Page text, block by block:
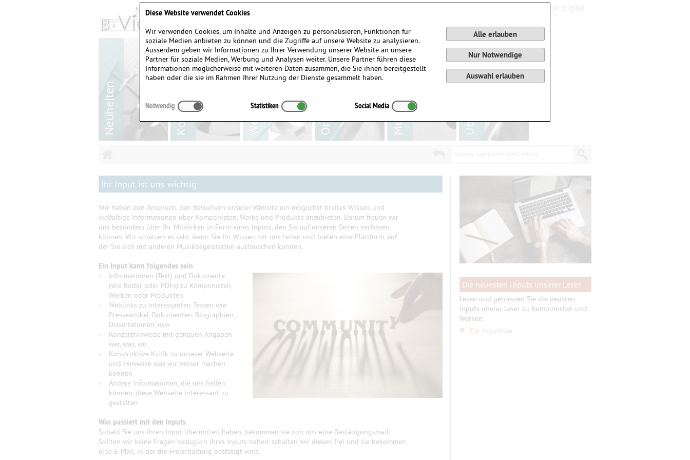
Ihr Input ist uns wichtig
Wir haben den Anspruch, den Besuchern unserer Website ein möglichst breites Wissen und
vielfältige Informationen über Komponisten, Werke und Produkte anzubieten. Darum freuen wir
uns besonders über Ihr Mitwirken in Form eines Inputs, den Sie auf unseren Seiten verfassen
können. Wir schätzen es sehr, wenn Sie Ihr Wissen mit uns teilen und bieten eine Plattform, auf
der Sie sich mit anderen Musikbegeisterten austauschen können.
Ein Input kann folgendes sein
»
Informationen (Text) und Dokumente
(wie Bilder oder PDFs) zu Komponisten,
Werken oder Produkten
»
Weblinks zu interessanten Texten wie
Presseartikel, Dokumenten, Biographien,
Dissertationen, usw
»
Konzerthinweise mit genauen Angaben
wer, was, wo
»
Konstruktive Kritik zu unserer Webseite
und Hinweise was wir besser machen
können
»
Andere Informationen, die uns helfen
können, diese Webseite interessant zu
gestalten
Was passiert mit den Inputs
Sobald Sie uns ihren Input übermittelt haben, bekommen sie von uns eine Bestätigungsmail.
Sollten wir keine Fragen bezüglich ihres Inputs haben, schalten wir diesen frei und sie bekommen
eine E-Mail, in der die Freischaltung bestätigt wird.
Die neuesten Inputs unserer Leser
Lesen und geniessen Sie die neusten
Inputs unerer Leser zu Komponisten und
Werken.
» Zur Inputliste
Diese Website verwendet Cookies
Wir verwenden Cookies, um Inhalte und Anzeigen zu personalisieren, Funktionen für
soziale Medien anbieten zu können und die Zugriffe auf unsere Website zu analysieren.
Ausserdem geben wir Informationen zu Ihrer Verwendung unserer Website an unsere
Partner für soziale Medien, Werbung und Analysen weiter. Unsere Partner führen diese
Informationen möglicherweise mit weiteren Daten zusammen, die Sie ihnen bereitgestellt
haben oder die sie im Rahmen Ihrer Nutzung der Dienste gesammelt haben.
Alle erlauben
Nur Notwendige
Auswahl erlauben
Notwendig Statistiken Social Media